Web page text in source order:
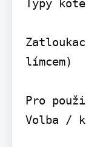
Typy
límcem)
Pro
Volba /